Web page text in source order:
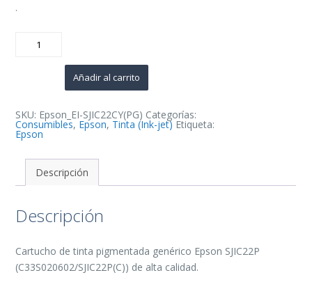
.
SJIC22P
Pigmentada
-
Reemplaza
C33S020602/SJIC22P(C)
cantidad
Añadir al carrito
SKU: Epson_EI-SJIC22CY(PG) Categorías:
Consumibles, Epson, Tinta (Ink-jet) Etiqueta:
Epson
Descripción
Descripción
Cartucho de tinta pigmentada genérico Epson SJIC22P
(C33S020602/SJIC22P(C)) de alta calidad.